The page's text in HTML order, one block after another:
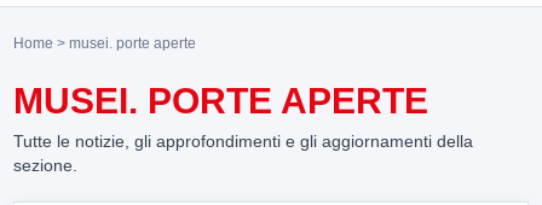
Home > musei. porte aperte
MUSEI. PORTE APERTE
Tutte le notizie, gli approfondimenti e gli aggiornamenti della
sezione.